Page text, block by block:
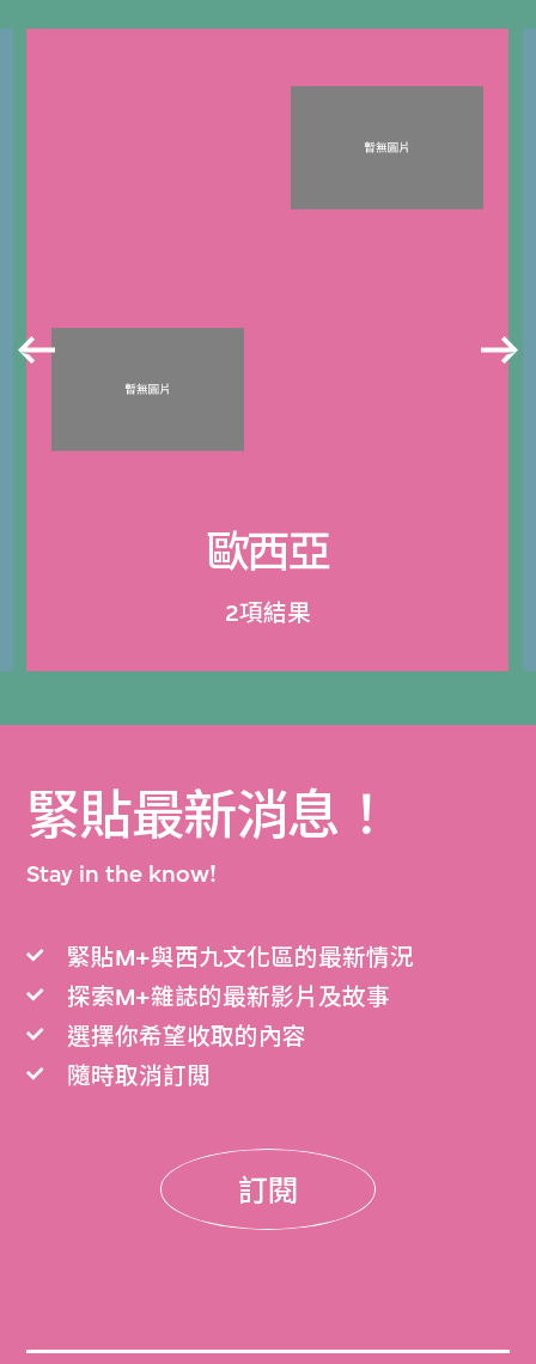
歐西亞
2項結果
緊貼最新消息！
Stay in the know!
緊貼M+與西九文化區的最新情況
探索M+雜誌的最新影片及故事
選擇你希望收取的內容
隨時取消訂閲
訂閱